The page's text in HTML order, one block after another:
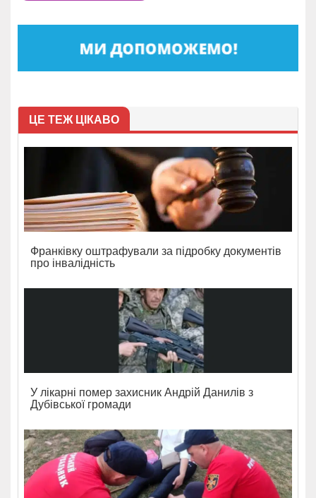
ЦЕ ТЕЖ ЦІКАВО
Франківку оштрафували за підробку документів
про інвалідність
У лікарні помер захисник Андрій Данилів з
Дубівської громади